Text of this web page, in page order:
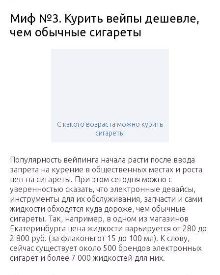
Миф №3. Курить вейпы дешевле,
чем обычные сигареты
С какого возраста можно курить
сигареты
Популярность вейпинга начала расти после ввода
запрета на курение в общественных местах и роста
цен на сигареты. При этом сегодня можно с
уверенностью сказать, что электронные девайсы,
инструменты для их обслуживания, запчасти и сами
жидкости обходятся куда дороже, чем обычные
сигареты. Так, например, в одном из магазинов
Екатеринбурга цена жидкости варьируется от 280 до
2 800 руб. (за флаконы от 15 до 100 мл). К слову,
сейчас существует около 500 брендов электронных
сигарет и более 7 000 жидкостей для них.